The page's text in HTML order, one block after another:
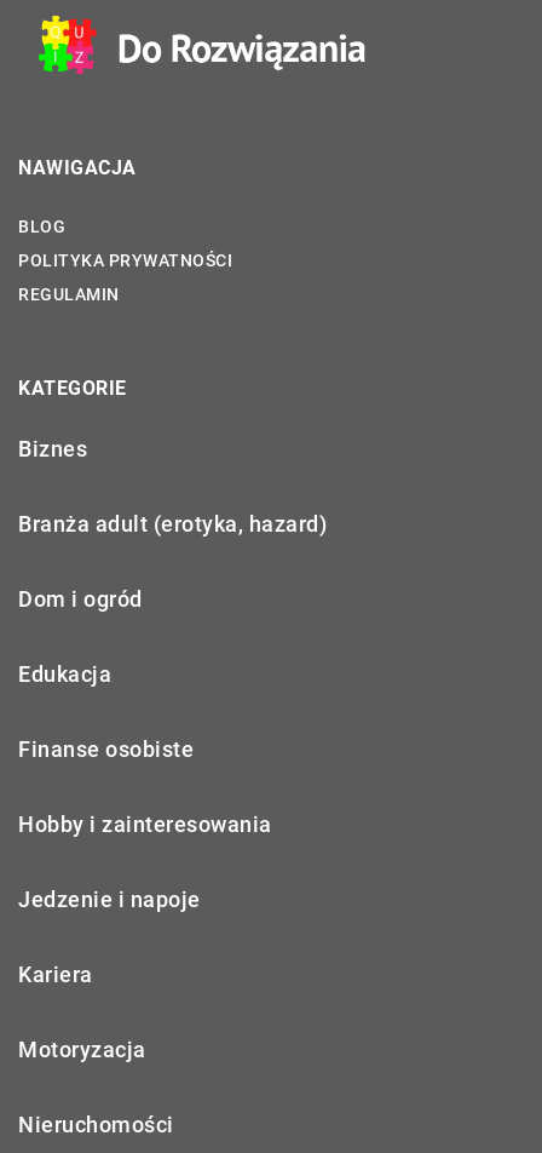
NAWIGACJA
BLOG
POLITYKA PRYWATNOŚCI
REGULAMIN
KATEGORIE
Biznes
Branża adult (erotyka, hazard)
Dom i ogród
Edukacja
Finanse osobiste
Hobby i zainteresowania
Jedzenie i napoje
Kariera
Motoryzacja
Nieruchomości